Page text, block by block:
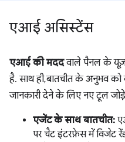
एआई असिस्टेंस
एआई की मददवाले पैनल के
है. साथ ही, बातचीत के अनुभव
जानकारी देने के लिए नए टूल
एजेंट के साथ बातचीत:
पर चैट इंटरफ़ेस में विजेट